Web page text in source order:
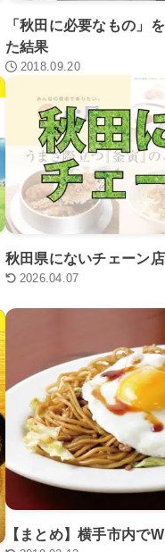
「秋田に必要なもの」
た結果
2018.09.20
秋田県にないチェーン
2026.04.07
【まとめ】横手市内で